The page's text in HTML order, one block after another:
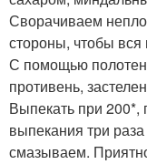
Сворачиваем
стороны, чтобы вся
С помощью
противень,
Выпекать при
выпекания три
смазываем.